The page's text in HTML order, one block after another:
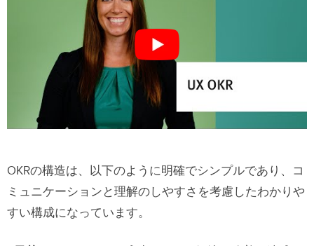
OKRの構造は、以下のように明確でシンプルであり、コ
ミュニケーションと理解のしやすさを考慮したわかりや
すい構成になっています。